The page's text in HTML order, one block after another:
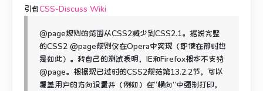
引自CSS-Discuss Wiki
@page规则的范围从CSS2减少到CSS2.1。 据说完整
的CSS2 @page规则仅在Opera中实现（即使在那时也
是如此）。 我自己的测试表明，IE和Firefox根本不支持
@page。 根据现已过时的CSS2规范第13.2.2节，可以
覆盖用户的方向设置并（例如）在“横向”中强制打印，